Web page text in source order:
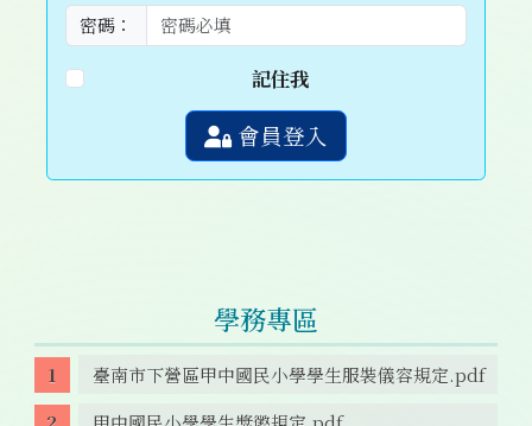
密碼：
記住我
會員登入
學務專區
臺南市下營區甲中國民小學學生服裝儀容規定.pdf